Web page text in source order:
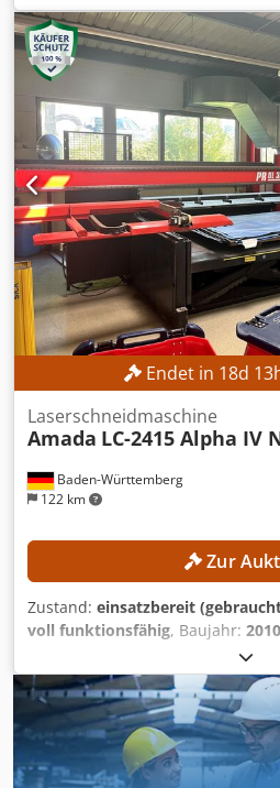
Schnittgeschwindigkeit 15 - 90
Sägeblattabmessungen 4570 x 41
Materialvorschub in einem Hub
Mehrfachvorschub bis 9 mal =
kW Abmaße L x B x H 2250 x
kg Zubehör / Besondere
Werkstückspannung,
Materialvorschub •
Späneförderer •
Einzelschnitte • Automatische
Bügelhubhöhe nach
Abschnittlänge 560 mm mit
mit Mehrfachvorschub •
Spanndruckregulierung für den
Sägebandführung durch
Hartmetallbacken • Konstante
Abschaltung bei Sägebandriss •
Stückzahler • Not-Aus-Schalter •
Ajynaz Nshzjk Siegfried Volz
Rüschebrinkstr. 151-153 DE -
Endet in 18d 13
Baden-Württemberg
122 km
Laserschneidmaschine
Amada LC-2415 Alpha IV
Zur
Zustand: einsatzbereit
voll funktionsfähig, Baujahr: 2010
, Maschinen-/
Laserleistung:4’000 W,
Blechstärke Edelstahl (max.):10
Aluminium (max.):8 mm,
Verfahrweg Y-Achse:1’550 mm,
mm, Kein Mindestpreis -